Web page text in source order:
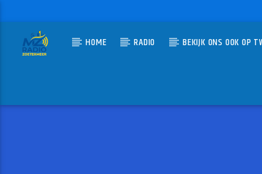
HOME RADIO BEKIJK ONS OOK OP